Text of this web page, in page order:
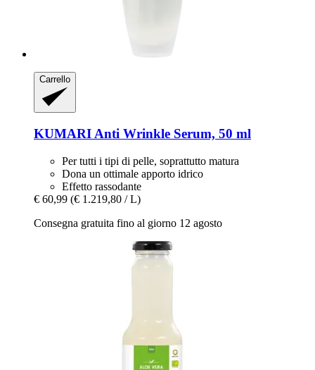
Carrello
KUMARI Anti Wrinkle Serum, 50 ml
Per tutti i tipi di pelle, soprattutto matura
Dona un ottimale apporto idrico
Effetto rassodante
€ 60,99 (€ 1.219,80 / L)
Consegna gratuita fino al giorno 12 agosto